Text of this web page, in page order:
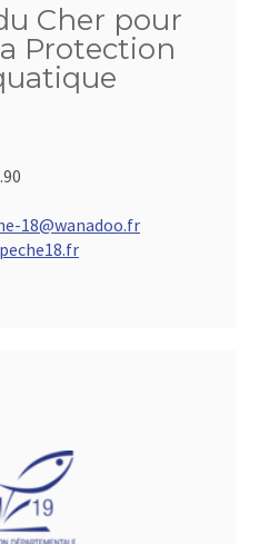
Cher pour
Protection
18@wanadoo.fr